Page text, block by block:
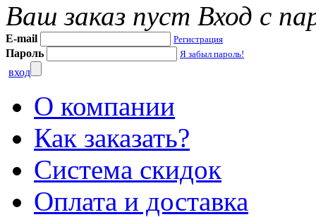
Ваш заказ пуст Вход с
E-mail Регистрация
Пароль Я забыл пароль!
вход
О компании
Как заказать?
Система скидок
Оплата и доставка